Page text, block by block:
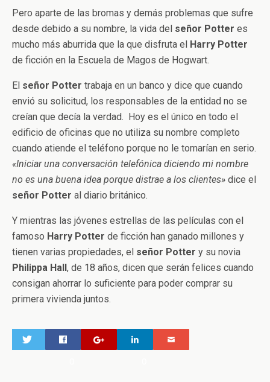
Pero aparte de las bromas y demás problemas que sufre
desde debido a su nombre, la vida del señor Potter es
mucho más aburrida que la que disfruta el
Harry Potter
de ficción en la Escuela de Magos de Hogwart.
El señor Potter trabaja en un banco y dice que cuando
envió su solicitud, los responsables de la entidad no se
creían que decía la verdad. Hoy es el único en todo el
edificio de oficinas que no utiliza su nombre completo
cuando atiende el teléfono porque no le tomarían en serio.
«Iniciar una conversación telefónica diciendo mi nombre
no es una buena idea porque distrae a los clientes» dice el
señor Potter al diario británico.
Y mientras las jóvenes estrellas de las películas con el
famoso Harry Potter de ficción han ganado millones y
tienen varias propiedades, el señor Potter y su novia
Philippa Hall , de 18 años, dicen que serán felices cuando
consigan ahorrar lo suficiente para poder comprar su
primera vivienda juntos.